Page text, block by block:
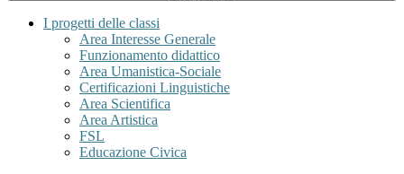
I progetti delle classi
Area Interesse Generale
Funzionamento didattico
Area Umanistica-Sociale
Certificazioni Linguistiche
Area Scientifica
Area Artistica
FSL
Educazione Civica